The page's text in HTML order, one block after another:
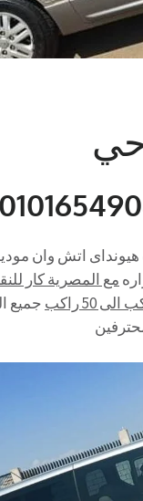
7 راكب سياحي ايجار اتش وان سياحي 7
مع المصرية كار
جميع